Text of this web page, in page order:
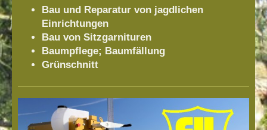
Bau und Reparatur von jagdlichen
Einrichtungen
Bau von Sitzgarnituren
Baumpflege; Baumfällung
Grünschnitt